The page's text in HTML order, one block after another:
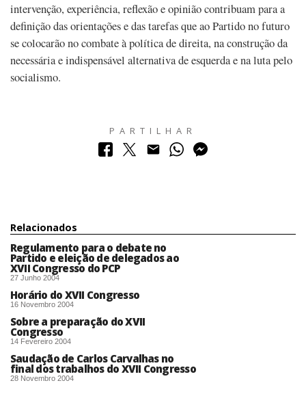
intervenção, experiência, reflexão e opinião contribuam para a
definição das orientações e das tarefas que ao Partido no futuro
se colocarão no combate à política de direita, na construção da
necessária e indispensável alternativa de esquerda e na luta pelo
socialismo.
PARTILHAR
Relacionados
Regulamento para o debate no
Partido e eleição de delegados ao
XVII Congresso do PCP
27 Junho 2004
Horário do XVII Congresso
16 Novembro 2004
Sobre a preparação do XVII
Congresso
14 Fevereiro 2004
Saudação de Carlos Carvalhas no
final dos trabalhos do XVII Congresso
28 Novembro 2004